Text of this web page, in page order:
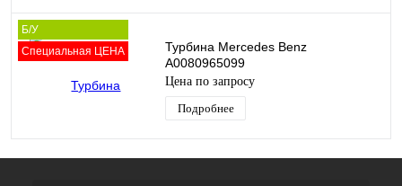
Б/У
Специальная ЦЕНА
Турбина Mercedes Benz
A0080965099
Цена по запросу
Подробнее